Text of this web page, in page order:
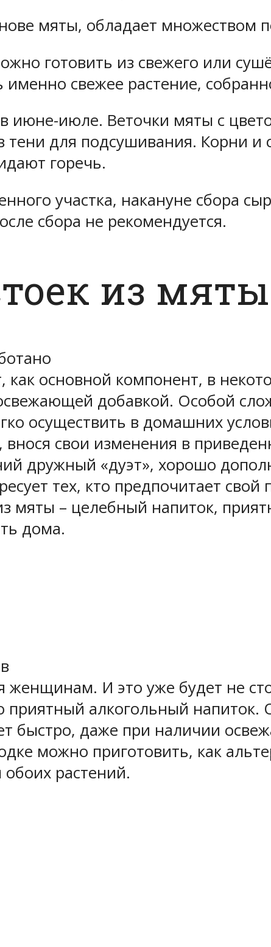
мяты, обладает множеством
готовить из свежего или
именно свежее растение,
июне-июле. Веточки мяты с
для подсушивания. Корни и
горечь.
участка, накануне сбора
сбора не рекомендуется.
из мяты
основной компонент, в
добавкой. Особой
осуществить в домашних
свои изменения в
дружный «дуэт», хорошо
тех, кто предпочитает свой
мяты – целебный напиток,
дома.
женщинам. И это уже будет не
приятный алкогольный напиток.
быстро, даже при наличии
можно приготовить, как
растений.